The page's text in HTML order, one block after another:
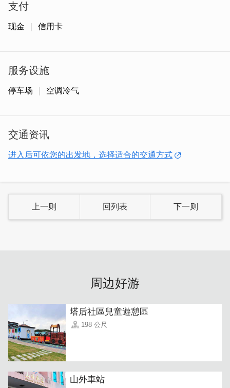
支付
现金 信用卡
服务设施
停车场 空调冷气
交通资讯
进入后可依您的出发地，选择适合的交通方式
上一则 回列表 下一则
周边好游
塔后社區兒童遊憩區
198 公尺
山外車站